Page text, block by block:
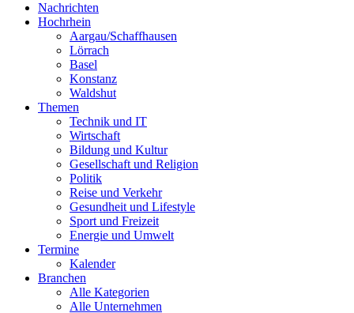
Nachrichten
Hochrhein
Aargau/Schaffhausen
Lörrach
Basel
Konstanz
Waldshut
Themen
Technik und IT
Wirtschaft
Bildung und Kultur
Gesellschaft und Religion
Politik
Reise und Verkehr
Gesundheit und Lifestyle
Sport und Freizeit
Energie und Umwelt
Termine
Kalender
Branchen
Alle Kategorien
Alle Unternehmen